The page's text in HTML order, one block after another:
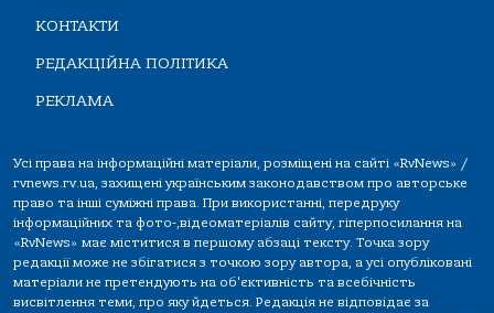
КОНТАКТИ
РЕДАКЦІЙНА ПОЛІТИКА
РЕКЛАМА
Усі права на інформаційні матеріали, розміщені на сайті «RvNews» /
rvnews.rv.ua, захищені українським законодавством про авторське
право та інші суміжні права. При використанні, передруку
інформаційних та фото-,відеоматеріалів сайту, гіперпосилання на
«RvNews» має міститися в першому абзаці тексту. Точка зору
редакції може не збігатися з точкою зору автора, а усі опубліковані
матеріали не претендують на об'єктивність та всебічність
висвітлення теми, про яку йдеться. Редакція не відповідає за